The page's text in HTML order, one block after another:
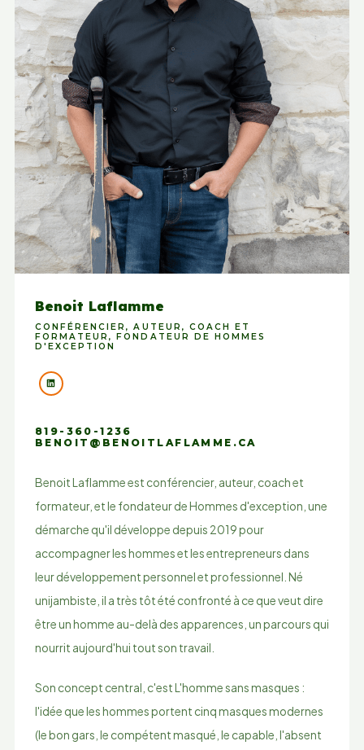
Benoit Laflamme
CONFÉRENCIER, AUTEUR, COACH ET
FORMATEUR, FONDATEUR DE HOMMES
D'EXCEPTION
819-360-1236
BENOIT@BENOITLAFLAMME.CA
Benoit Laflamme est conférencier, auteur, coach et
formateur, et le fondateur de Hommes d'exception, une
démarche qu'il développe depuis 2019 pour
accompagner les hommes et les entrepreneurs dans
leur développement personnel et professionnel. Né
unijambiste, il a très tôt été confronté à ce que veut dire
être un homme au-delà des apparences, un parcours qui
nourrit aujourd'hui tout son travail.
Son concept central, c'est L'homme sans masques :
l'idée que les hommes portent cinq masques modernes
(le bon gars, le compétent masqué, le capable, l'absent